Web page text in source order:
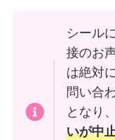
シール
接のお
は絶対
問い合
となり
いが中